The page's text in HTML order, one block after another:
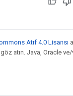
Atıf 4.0 Lisansı
atın. Java, Oracle ve/